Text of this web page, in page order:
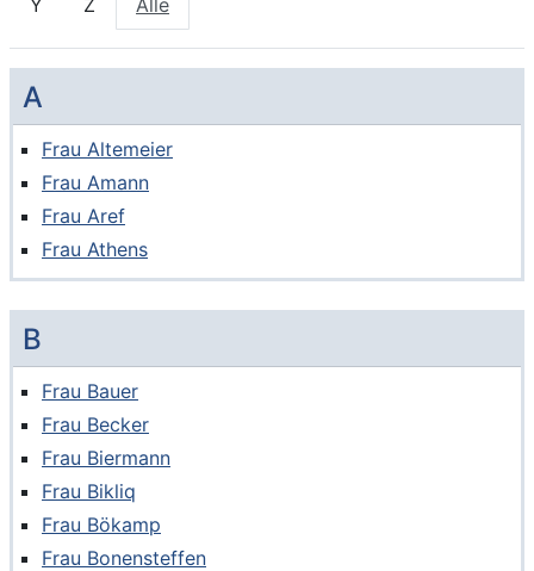
Y Z Alle
A
Frau Altemeier
Frau Amann
Frau Aref
Frau Athens
B
Frau Bauer
Frau Becker
Frau Biermann
Frau Bikliq
Frau Bökamp
Frau Bonensteffen